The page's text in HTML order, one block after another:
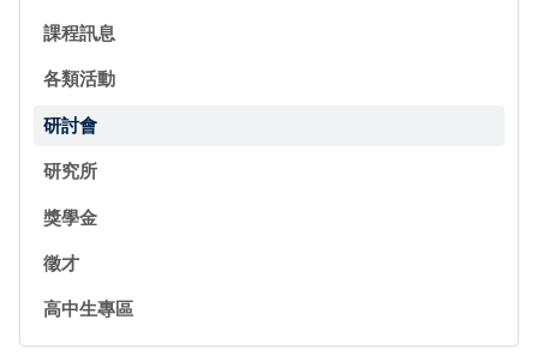
課程訊息
各類活動
研討會
研究所
獎學金
徵才
高中生專區